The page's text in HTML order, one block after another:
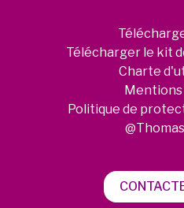
Télécharger le kit
Charte
Politique de